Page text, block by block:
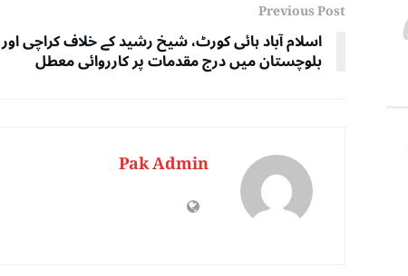
Previous Post
اسلام آباد ہائی کورٹ، شیخ رشید کے خلاف کراچی اور
بلوچستان میں درج مقدمات پر کارروائی معطل
Pak Admin